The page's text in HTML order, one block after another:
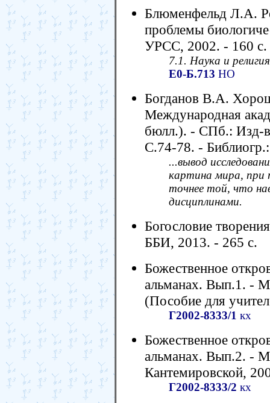
Блюменфельд Л.А.
проблемы
УРСС, 2002. - 160 с.
7.1. Наука и
Е0-Б.713 НО
Богданов В.А.
Международная
бюлл.). - СПб.: Изд-
С.74-78. -
...вывод
картина мира, при
точнее той, что
дисциплинами.
Богословие
ББИ, 2013. - 265 с.
Божественное
альманах. Вып.1. -
(Пособие для
Г2002-8333/1 кх
Божественное
альманах. Вып.2. -
Кантемировской,
Г2002-8333/2 кх